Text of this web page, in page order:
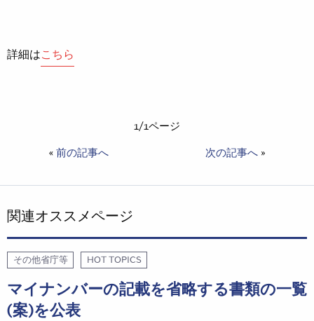
詳細はこちら
1/1ページ
« 前の記事へ 次の記事へ »
関連オススメページ
その他省庁等 HOT TOPICS
マイナンバーの記載を省略する書類の一覧
(案)を公表